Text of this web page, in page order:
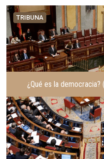
TRIBUNA
¿Qué es la